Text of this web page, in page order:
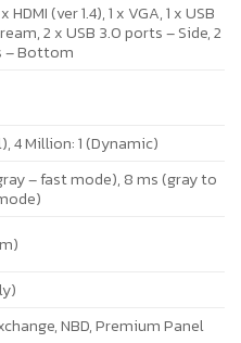
HDMI (ver 1.4), 1 x VGA, 1 x USB
2 x USB 3.0 ports – Side, 2
– Bottom
4 Million: 1 (Dynamic)
– fast mode), 8 ms (gray to
NBD, Premium Panel